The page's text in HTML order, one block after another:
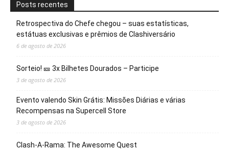
Posts recentes
Retrospectiva do Chefe chegou – suas estatísticas,
estátuas exclusivas e prêmios de Clashiversário
6 de agosto de 2026
Sorteio! 🎫 3x Bilhetes Dourados – Participe
3 de agosto de 2026
Evento valendo Skin Grátis: Missões Diárias e várias
Recompensas na Supercell Store
3 de agosto de 2026
Clash-A-Rama: The Awesome Quest